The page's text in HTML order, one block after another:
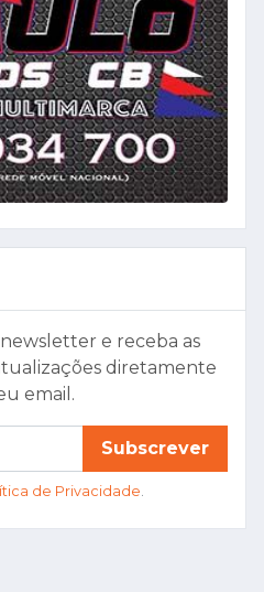
e receba as
diretamente
email.
Subscrever
de Privacidade